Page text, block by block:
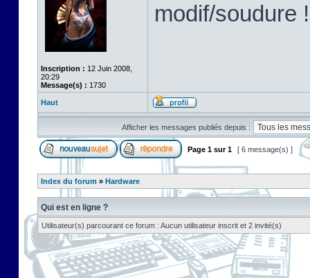
Inscription : 12 Juin 2008,
20:29
Message(s) : 1730
modif/soudure
Haut
Afficher les messages publiés depuis :
Page 1 sur1 [ 6 message(s) ]
Index du forum » Hardware
Qui est en ligne ?
Utilisateur(s) parcourant ce forum : Aucun utilisateur inscrit et 2 invité(s)